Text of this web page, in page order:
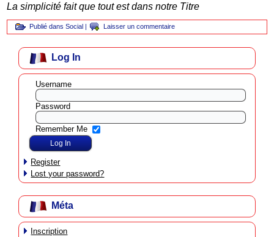
La simplicité fait que tout est dans notre Titre
Publié dans Social | Laisser un commentaire
Log In
Username
Password
Remember Me
Register
Lost your password?
Méta
Inscription